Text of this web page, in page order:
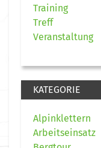
Training
Treff
Veranstaltung
KATEGORIE
Alpinklettern
Arbeitseinsatz